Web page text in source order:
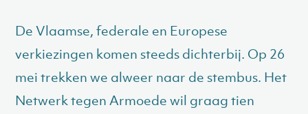
De Vlaamse, federale en Europese
verkiezingen komen steeds dichterbij. Op 26
mei trekken we alweer naar de stembus. Het
Netwerk tegen Armoede wil graag tien